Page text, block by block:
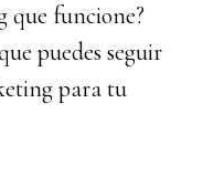
que funcione?
puedes seguir
para tu